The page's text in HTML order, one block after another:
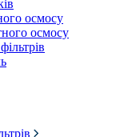
осмосу
осмосу